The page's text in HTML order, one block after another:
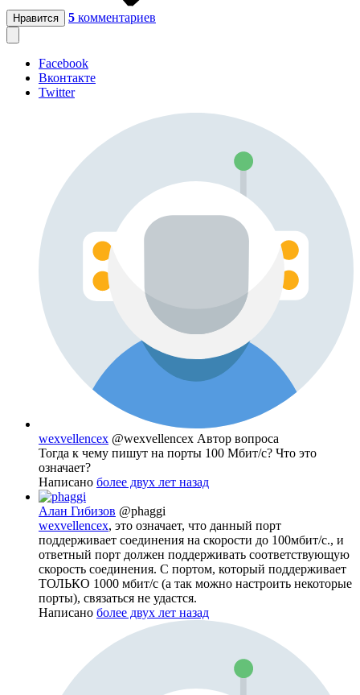
Нравится 5 комментариев
Facebook
Вконтакте
Twitter
wexvellencex @wexvellencex Автор вопроса
Тогда к чему пишут на порты 100 Мбит/с? Что это
означает?
Написано более двух лет назад
Алан Гибизов @phaggi
wexvellencex, это означает, что данный порт
поддерживает соединения на скорости до 100мбит/с., и
ответный порт должен поддерживать соответствующую
скорость соединения. С портом, который поддерживает
ТОЛЬКО 1000 мбит/с (а так можно настроить некоторые
порты), связаться не удастся.
Написано более двух лет назад